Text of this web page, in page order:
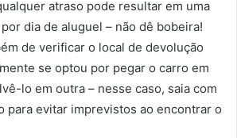
atraso pode resultar em uma
dia de aluguel – não dê bobeira!
de verificar o local de devolução
se optou por pegar o carro em
lo em outra – nesse caso, saia com
para evitar imprevistos ao encontrar o